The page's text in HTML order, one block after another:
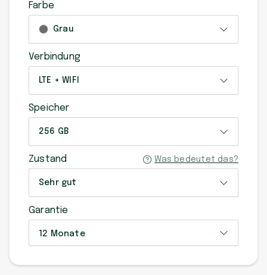
Farbe
Grau
Verbindung
LTE + WIFI
Speicher
256 GB
Zustand Was bedeutet das?
Sehr gut
Garantie
12 Monate